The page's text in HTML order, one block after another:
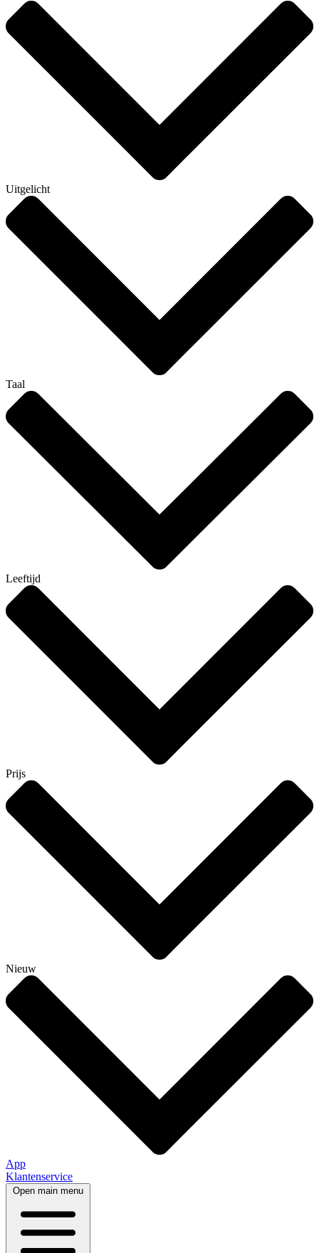
Uitgelicht
Taal
Leeftijd
Prijs
Nieuw
App
Klantenservice
Open main menu